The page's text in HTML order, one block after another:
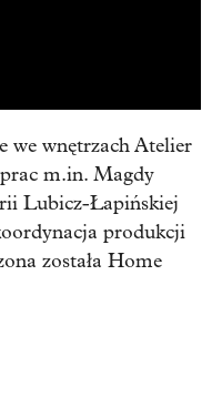
we wnętrzach Atelier
m.in. Magdy
Lubicz-Łapińskiej
produkcji
została Home